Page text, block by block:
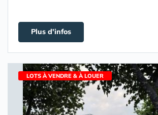
Plus d'infos
LOTS À VENDRE & À LOUER